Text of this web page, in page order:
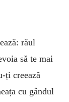
răul
să te mai
ți creează
cu gândul